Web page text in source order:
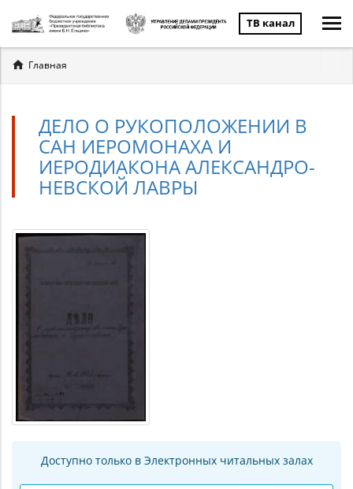
ТВ канал
Вы
здесь
Главная
ДЕЛО О РУКОПОЛОЖЕНИИ В
САН ИЕРОМОНАХА И
ИЕРОДИАКОНА АЛЕКСАНДРО-
НЕВСКОЙ ЛАВРЫ
Доступно только в Электронных читальных залах